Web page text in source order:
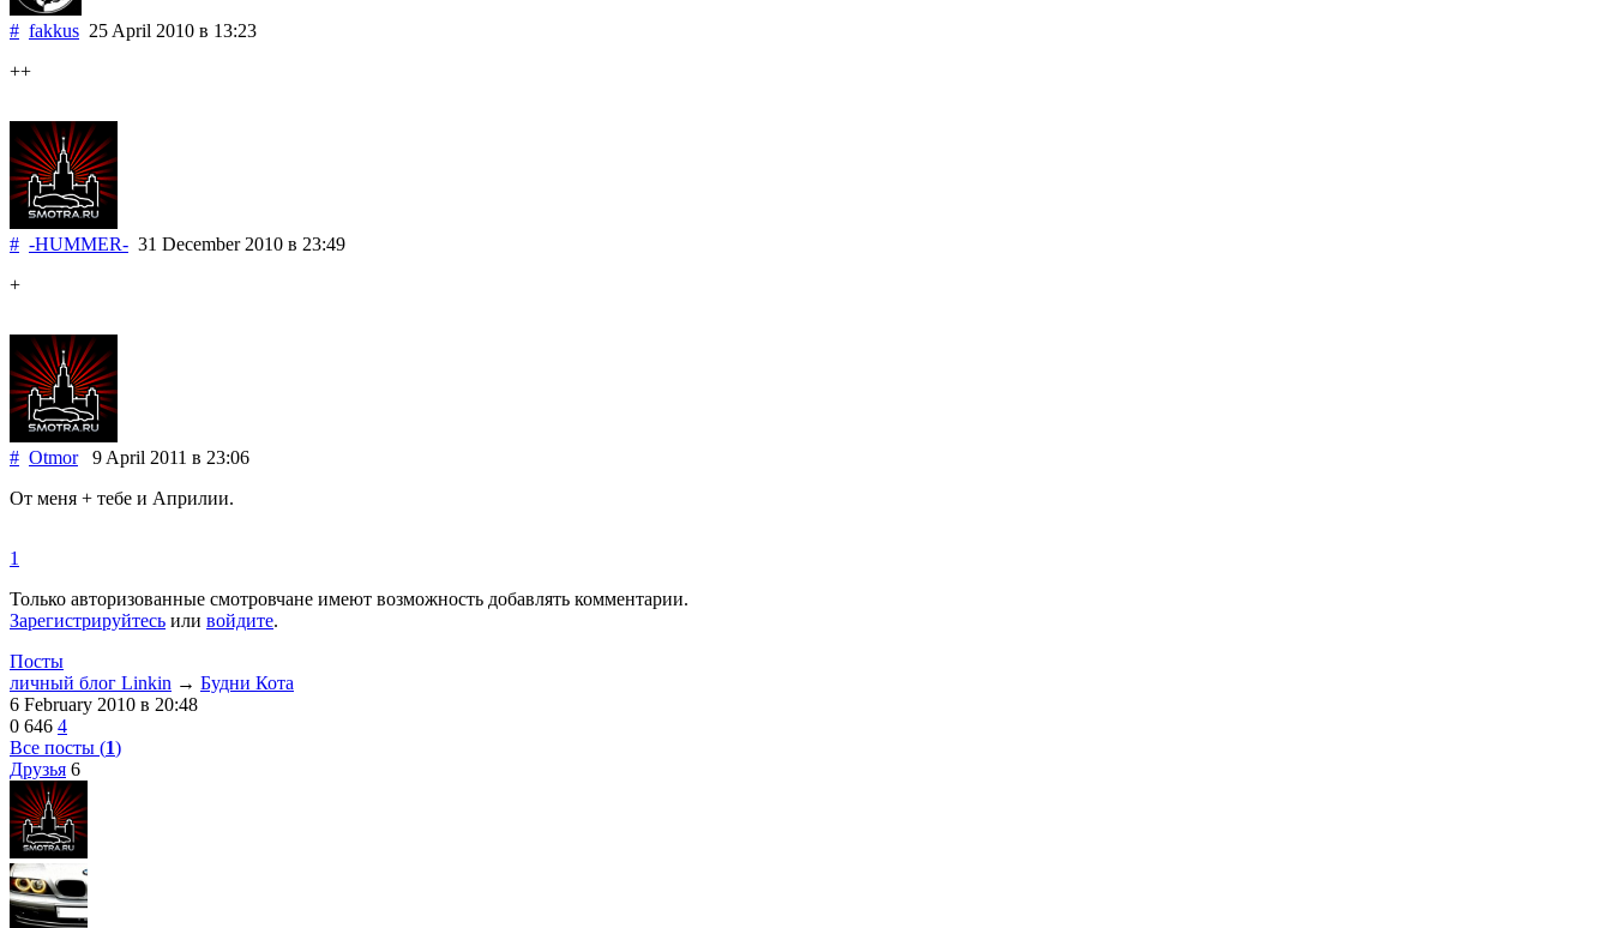
# fakkus 25 April 2010 в 13:23
++
# -HUMMER- 31 December 2010 в 23:49
+
# Otmor9 April 2011 в 23:06
От меня + тебе и Априлии.
1
Только авторизованные смотровчане имеют возможность добавлять комментарии.
Зарегистрируйтесь или войдите.
Посты
личный блог Linkin → Будни Кота
6 February 2010 в 20:48
0 646 4
Все посты (1)
Друзья 6